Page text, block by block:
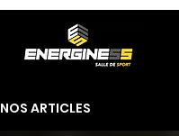
NOS ARTICLES